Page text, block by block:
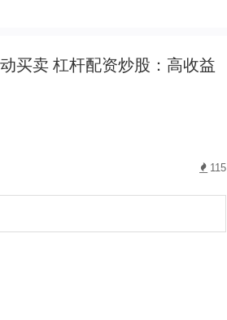
买卖 杠杆配资炒股：高收益
115